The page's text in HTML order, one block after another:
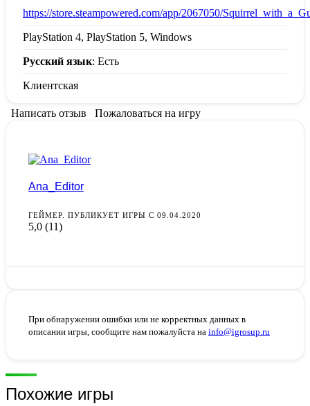
https://store.steampowered.com/app/2067050/
PlayStation 4, PlayStation 5, Windows
Русский язык: Есть
Клиентская
Написать отзыв Пожаловаться на игру
Ana_Editor
ГЕЙМЕР. ПУБЛИКУЕТ ИГРЫ С 09.04.2020
5,0 (11)
При обнаружении ошибки или не корректных данных в
описании игры, сообщите нам пожалуйста на info@igrosup.ru
Похожие игры